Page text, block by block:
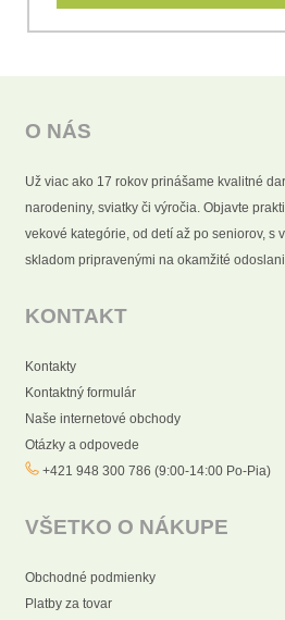
O NÁS
Už viac ako 17 rokov prinášame kvalitné
narodeniny, sviatky či výročia. Objavte
vekové kategórie, od detí až po seniorov, s
skladom pripravenými na okamžité
KONTAKT
Kontakty
Kontaktný formulár
Naše internetové obchody
Otázky a odpovede
+421 948 300 786 (9:00-14:00 Po-Pia)
VŠETKO O NÁKUPE
Obchodné podmienky
Platby za tovar